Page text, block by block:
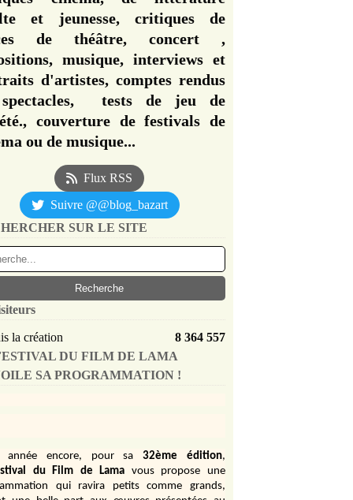
et jeunesse, critiques de
de théâtre, concert ,
musique, interviews et
d'artistes, comptes rendus
tests de jeu de
couverture de festivals de
ou de musique...
Flux RSS
Suivre @@blog_bazart
SUR LE SITE
la création
8 364 557
DU FILM DE LAMA
SA PROGRAMMATION !
année encore, pour sa 32ème édition,
du Film de Lama vous propose une
qui ravira petits comme grands,